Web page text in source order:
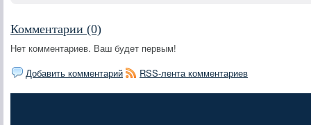
Комментарии (0)
Нет комментариев. Ваш будет первым!
Добавить комментарий
RSS-лента комментариев